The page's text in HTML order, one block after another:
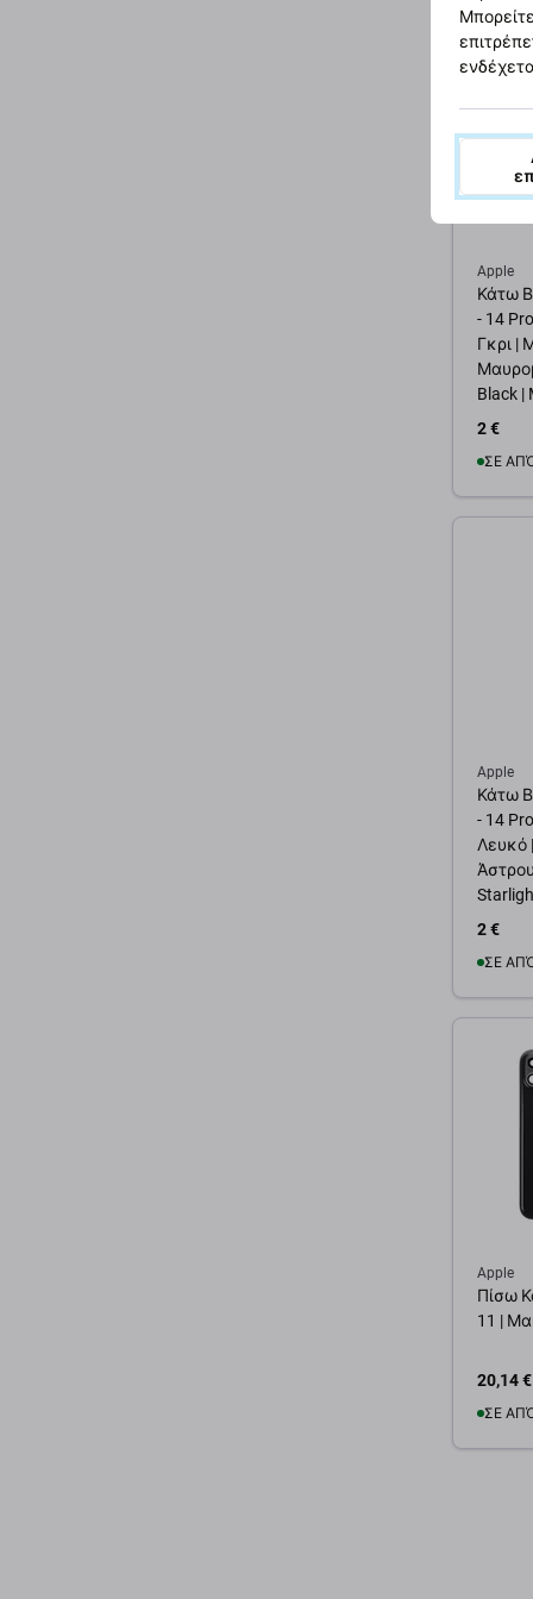
Apple
Κάτω
- 14
Γκρι |
Black |
2 €
ΣΕ
Apple
Κάτω
- 14
Λευκό
2 €
ΣΕ
Apple
Πίσω
11 |
20,14 €
ΣΕ